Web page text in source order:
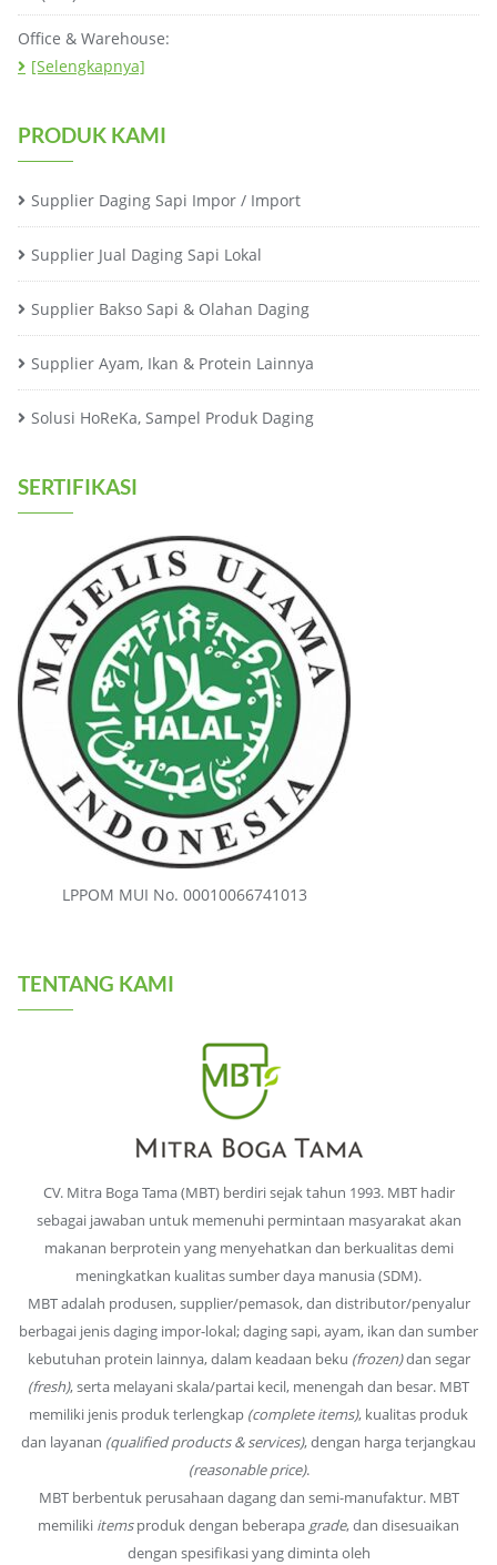
Office & Warehouse:
[Selengkapnya]
PRODUK KAMI
Supplier Daging Sapi Impor / Import
Supplier Jual Daging Sapi Lokal
Supplier Bakso Sapi & Olahan Daging
Supplier Ayam, Ikan & Protein Lainnya
Solusi HoReKa, Sampel Produk Daging
SERTIFIKASI
LPPOM MUI No. 00010066741013
TENTANG KAMI
CV. Mitra Boga Tama (MBT) berdiri sejak tahun 1993. MBT hadir
sebagai jawaban untuk memenuhi permintaan masyarakat akan
makanan berprotein yang menyehatkan dan berkualitas demi
meningkatkan kualitas sumber daya manusia (SDM).
MBT adalah produsen, supplier/pemasok, dan distributor/penyalur
berbagai jenis daging impor-lokal; daging sapi, ayam, ikan dan sumber
kebutuhan protein lainnya, dalam keadaan beku (frozen)dan segar
(fresh), serta melayani skala/partai kecil, menengah dan besar. MBT
memiliki jenis produk terlengkap (complete items), kualitas produk
dan layanan (qualified products & services), dengan harga terjangkau
(reasonable price).
MBT berbentuk perusahaan dagang dan semi-manufaktur. MBT
memiliki itemsproduk dengan beberapa grade, dan disesuaikan
dengan spesifikasi yang diminta oleh